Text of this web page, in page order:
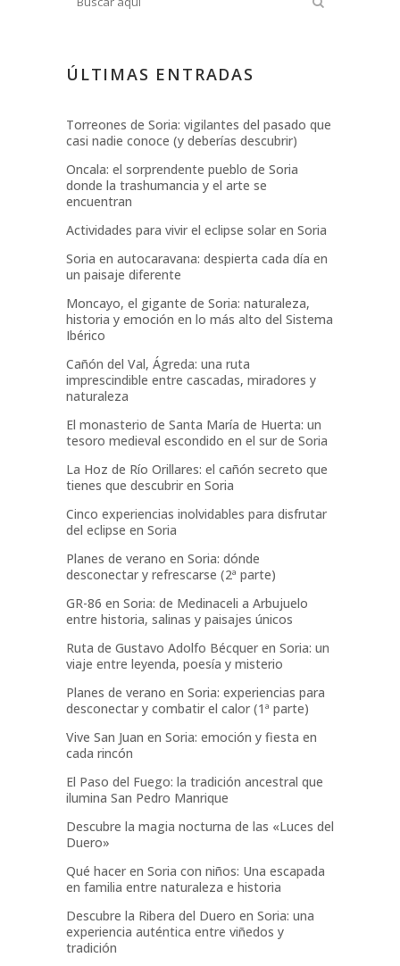
ÚLTIMAS ENTRADAS
Torreones de Soria: vigilantes del pasado que
casi nadie conoce (y deberías descubrir)
Oncala: el sorprendente pueblo de Soria
donde la trashumancia y el arte se
encuentran
Actividades para vivir el eclipse solar en Soria
Soria en autocaravana: despierta cada día en
un paisaje diferente
Moncayo, el gigante de Soria: naturaleza,
historia y emoción en lo más alto del Sistema
Ibérico
Cañón del Val, Ágreda: una ruta
imprescindible entre cascadas, miradores y
naturaleza
El monasterio de Santa María de Huerta: un
tesoro medieval escondido en el sur de Soria
La Hoz de Río Orillares: el cañón secreto que
tienes que descubrir en Soria
Cinco experiencias inolvidables para disfrutar
del eclipse en Soria
Planes de verano en Soria: dónde
desconectar y refrescarse (2ª parte)
GR-86 en Soria: de Medinaceli a Arbujuelo
entre historia, salinas y paisajes únicos
Ruta de Gustavo Adolfo Bécquer en Soria: un
viaje entre leyenda, poesía y misterio
Planes de verano en Soria: experiencias para
desconectar y combatir el calor (1ª parte)
Vive San Juan en Soria: emoción y fiesta en
cada rincón
El Paso del Fuego: la tradición ancestral que
ilumina San Pedro Manrique
Descubre la magia nocturna de las «Luces del
Duero»
Qué hacer en Soria con niños: Una escapada
en familia entre naturaleza e historia
Descubre la Ribera del Duero en Soria: una
experiencia auténtica entre viñedos y
tradición